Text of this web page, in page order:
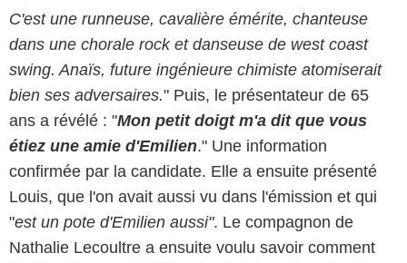
C'est une runneuse, cavalière émérite, chanteuse
dans une chorale rock et danseuse de west coast
swing. Anaïs, future ingénieure chimiste atomiserait
bien ses adversaires." Puis, le présentateur de 65
ans a révélé : "Mon petit doigt m'a dit que vous
étiez une amie d'Emilien." Une information
confirmée par la candidate. Elle a ensuite présenté
Louis, que l'on avait aussi vu dans l'émission et qui
"est un pote d'Emilien aussi". Le compagnon de
Nathalie Lecoultre a ensuite voulu savoir comment